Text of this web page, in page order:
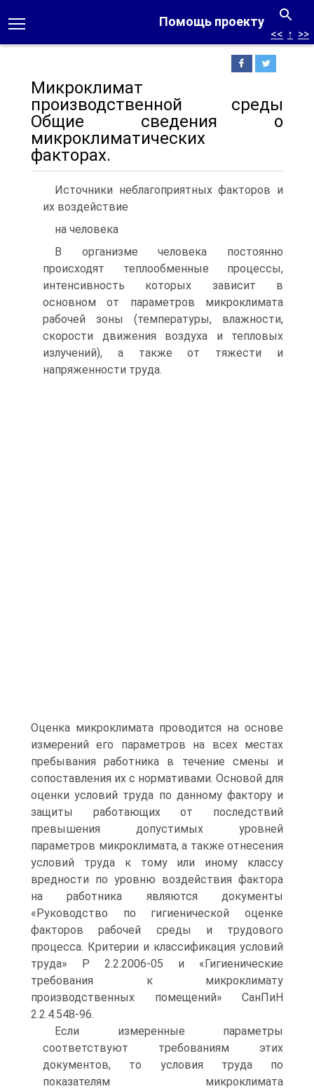
Помощь проекту
<< ↑ >>
Микроклимат
производственной среды
Общие сведения о
микроклиматических
факторах.
Источники неблагоприятных факторов и
их воздействие
на человека
В организме человека постоянно
происходят теплообменные процессы,
интенсивность которых зависит в
основном от параметров микроклимата
рабочей зоны (температуры, влажности,
скорости движения воздуха и тепловых
излучений), а также от тяжести и
напряженности труда.
Оценка микроклимата проводится на основе
измерений его параметров на всех местах
пребывания работника в течение смены и
сопоставления их с нормативами. Основой для
оценки условий труда по данному фактору и
защиты работающих от последствий
превышения допустимых уровней
параметров микроклимата, а также отнесения
условий труда к тому или иному классу
вредности по уровню воздействия фактора
на работника являются документы
«Руководство по гигиенической оценке
факторов рабочей среды и трудового
процесса. Критерии и классификация условий
труда» Р 2.2.2006-05 и «Гигиенические
требования к микроклимату
производственных помещений» СанПиН
2.2.4.548-96.
Если измеренные параметры
соответствуют требованиям этих
документов, то условия труда по
показателям микроклимата